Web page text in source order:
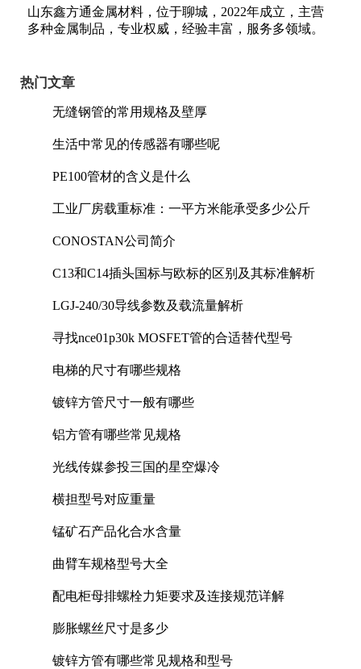
山东鑫方通金属材料，位于聊城，2022年成立，主营
多种金属制品，专业权威，经验丰富，服务多领域。
热门文章
无缝钢管的常用规格及壁厚
生活中常见的传感器有哪些呢
PE100管材的含义是什么
工业厂房载重标准：一平方米能承受多少公斤
CONOSTAN公司简介
C13和C14插头国标与欧标的区别及其标准解析
LGJ-240/30导线参数及载流量解析
寻找nce01p30k MOSFET管的合适替代型号
电梯的尺寸有哪些规格
镀锌方管尺寸一般有哪些
铝方管有哪些常见规格
光线传媒参投三国的星空爆冷
横担型号对应重量
锰矿石产品化合水含量
曲臂车规格型号大全
配电柜母排螺栓力矩要求及连接规范详解
膨胀螺丝尺寸是多少
镀锌方管有哪些常见规格和型号